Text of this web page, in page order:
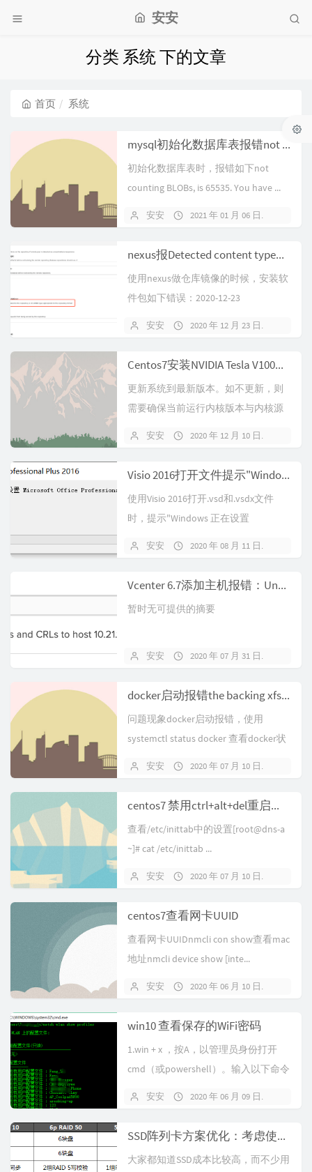
安安
分类 系统 下的文章
首页 系统
mysql初始化数据库表报错not counting BLOBs, is 65535. You have to change some columns to TEXT or BLOBs'
初始化数据库表时，报错如下not
counting BLOBs, is 65535. You have ...
安安 2021 年 01 月 06 日
nexus报Detected content type错误问题处理
使用nexus做仓库镜像的时候，安装软
件包如下错误：2020-12-23
安安 2020 年 12 月 23 日
Centos7安装NVIDIA Tesla V100显卡驱动
更新系统到最新版本。如不更新，则
需要确保当前运行内核版本与内核源
安安 2020 年 12 月 10 日
Visio 2016打开文件提示"Windows 正在设置 Microsoft Office Professional Plus 2016"
使用Visio 2016打开.vsd和.vsdx文件
时，提示"Windows 正在设置
安安 2020 年 08 月 11 日
Vcenter 6.7添加主机报错：Unable to push CA certificates and CRLs to host
暂时无可提供的摘要
安安 2020 年 07 月 31 日
docker启动报错the backing xfs filesystem is formatted without d_type support
问题现象docker启动报错，使用
systemctl status docker 查看docker状
安安 2020 年 07 月 10 日
centos7 禁用ctrl+alt+del重启系统
查看/etc/inittab中的设置[root@dns-a
~]# cat /etc/inittab ...
安安 2020 年 07 月 10 日
centos7查看网卡UUID
查看网卡UUIDnmcli con show查看mac
地址nmcli device show [inte...
安安 2020 年 06 月 10 日
win10 查看保存的WiFi密码
1.win + x ，按A，以管理员身份打开
cmd（或powershell）。输入以下命令
安安 2020 年 06 月 09 日
SSD阵列卡方案优化：考虑使用RAID 50替代RAID 10
大家都知道SSD成本比较高，而不少用